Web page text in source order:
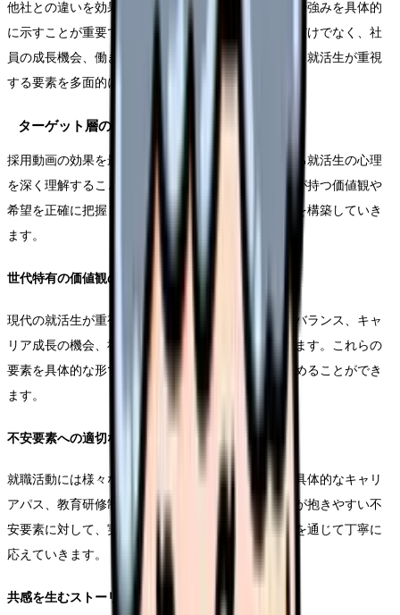
他社との違いを効果的に伝えるために、自社の特徴や強みを具体的
に示すことが重要です。単なる業界内での位置づけだけでなく、社
員の成長機会、働き方の特徴、独自の福利厚生など、就活生が重視
する要素を多面的に紹介します。
ターゲット層の深い理解と共感
採用動画の効果を最大化するためには、視聴者である就活生の心理
を深く理解することが不可欠です。2025年の就活生が持つ価値観や
希望を正確に把握し、それに応える形でコンテンツを構築していき
ます。
世代特有の価値観の反映
現代の就活生が重視する要素として、ワークライフバランス、キャ
リア成長の機会、社会貢献の可能性などが挙げられます。これらの
要素を具体的な形で示すことで、視聴者の関心を高めることができ
ます。
不安要素への適切な対応
就職活動には様々な不安が付きものです。入社後の具体的なキャリ
アパス、教育研修制度、職場の雰囲気など、就活生が抱きやすい不
安要素に対して、実際の社員の経験や具体的な制度を通じて丁寧に
応えていきます。
共感を生むストーリー展開